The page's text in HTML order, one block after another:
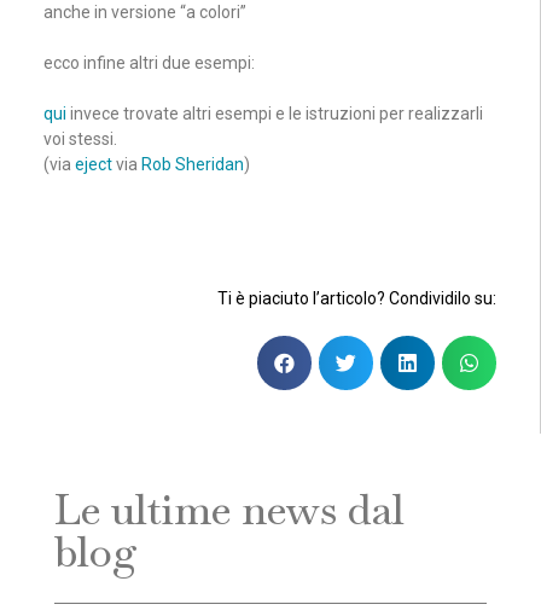
anche in versione “a colori”
ecco infine altri due esempi:
qui invece trovate altri esempi e le istruzioni per realizzarli
voi stessi.
(via ejectvia Rob Sheridan)
Ti è piaciuto l’articolo? Condividilo su:
Le ultime news dal
blog